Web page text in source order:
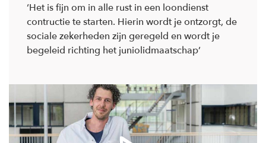
‘Het is fijn om in alle rust in een loondienst
contructie te starten. Hierin wordt je ontzorgt, de
sociale zekerheden zijn geregeld en wordt je
begeleid richting het juniolidmaatschap’